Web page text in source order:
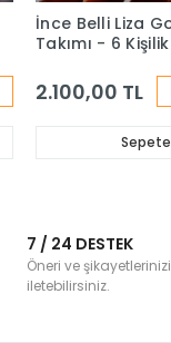
İnce Belli Liza
Takımı - 6 Kişilik
2.100,00 TL
Sepete
7 / 24 DESTEK
Öneri ve
iletebilirsiniz.